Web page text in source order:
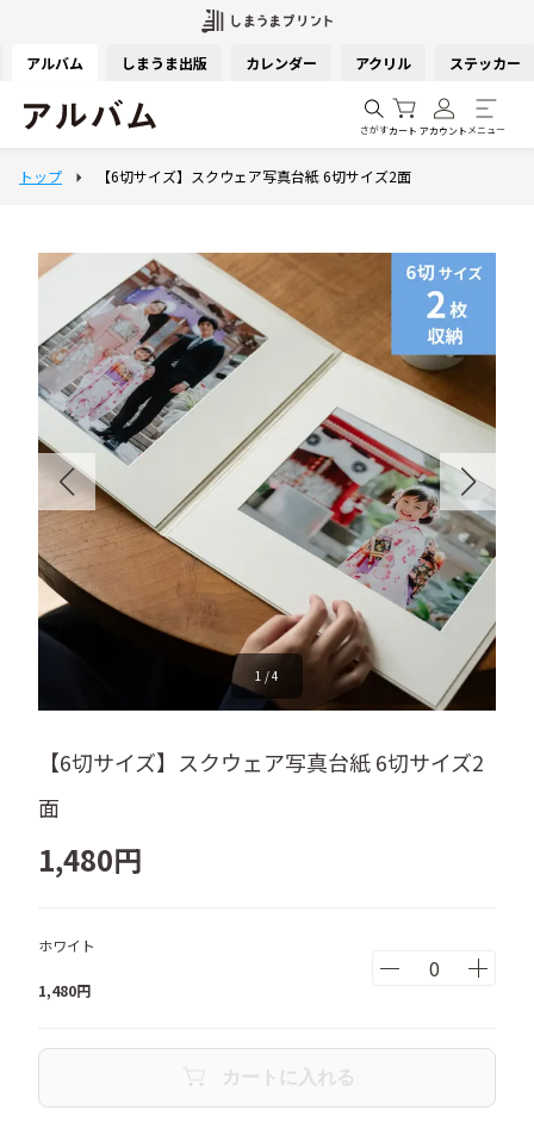
アルバム しまうま出版 カレンダー アクリル ステッカー
さがすカート アカウント メニュー
1 /4
【6切サイズ】スクウェア写真台紙 6切サイズ2
面
1,480円
ホワイト
1,480円
カートに入れる